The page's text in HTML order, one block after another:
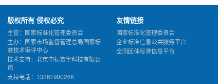
版权所有 侵权必究
主管：国家标准化管理委员会
主办：国家市场监督管理总局国家标
准技术审评中心
技术支持：北京中标赛宇科技有限公
司
支持电话：13261900266
友情链接
国家标准化管理委员会
企业标准信息公共服务平台
全国团体标准信息平台